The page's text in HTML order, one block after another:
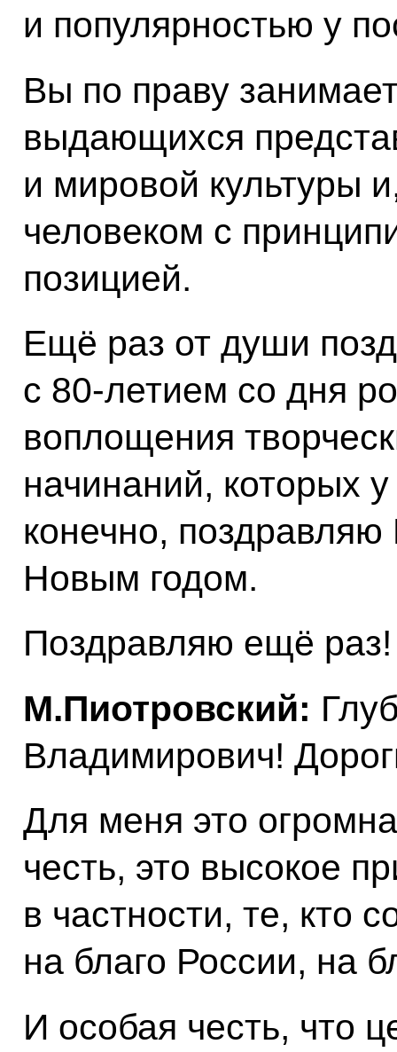
и популярностью у
Вы по праву
выдающихся
и мировой культуры
человеком с
позицией.
Ещё раз от души
с 80-летием со дня
воплощения
начинаний, которых
конечно,
Новым годом.
Поздравляю ещё раз!
М.Пиотровский:
Владимирович!
Для меня это
честь, это высокое
в частности, те, кто
на благо России, на
И особая честь, что